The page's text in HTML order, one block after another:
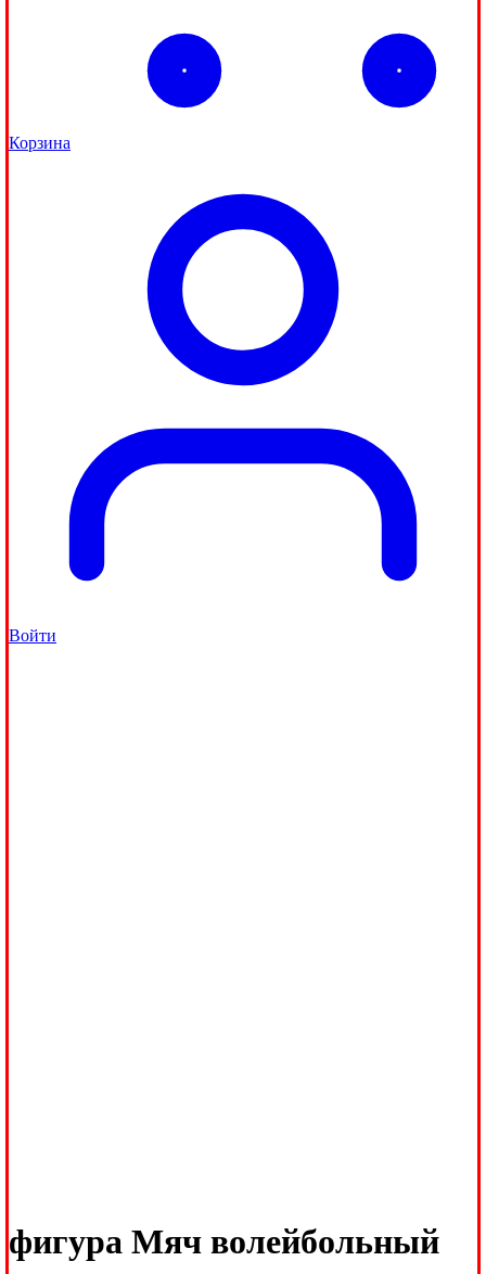
Корзина
Войти
фигура Мяч волейбольный